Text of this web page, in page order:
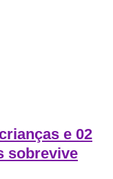
e 02
sobrevive